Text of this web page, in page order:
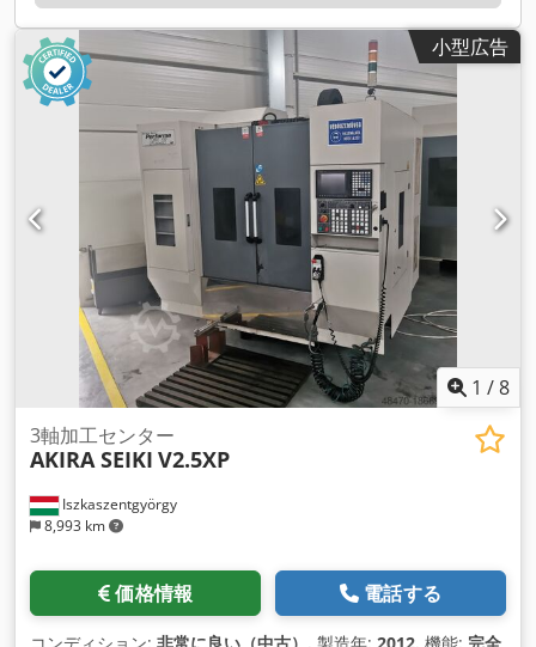
小型広告
1 /8
Iszkaszentgyörgy
8,993 km
3軸加工センター
AKIRA SEIKI V2.5XP
価格情報 電話する